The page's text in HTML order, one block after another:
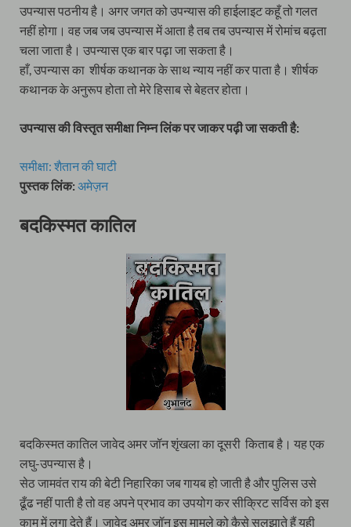
उपन्यास पठनीय है। अगर जगत को उपन्यास की हाईलाइट कहूँ तो गलत
नहीं होगा। वह जब जब उपन्यास में आता है तब तब उपन्यास में रोमांच बढ़ता
चला जाता है। उपन्यास एक बार पढ़ा जा सकता है।
हाँ, उपन्यास का शीर्षक कथानक के साथ न्याय नहीं कर पाता है। शीर्षक
कथानक के अनुरूप होता तो मेरे हिसाब से बेहतर होता।
उपन्यास की विस्तृत समीक्षा निम्न लिंक पर जाकर पढ़ी जा सकती है:
समीक्षा: शैतान की घाटी
पुस्तक लिंक:अमेज़न
बदकिस्मत कातिल
बदकिस्मत कातिल जावेद अमर जॉन शृंखला का दूसरी किताब है। यह एक
लघु-उपन्यास है।
सेठ जामवंत राय की बेटी निहारिका जब गायब हो जाती है और पुलिस उसे
ढूँढ नहीं पाती है तो वह अपने प्रभाव का उपयोग कर सीक्रिट सर्विस को इस
काम में लगा देते हैं। जावेद अमर जॉन इस मामले को कैसे सुलझाते हैं यही